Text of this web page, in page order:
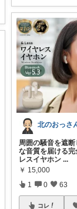
周囲の騒音を遮
な音質を届ける
レスイヤホン...
￥ 15,000
1 0 63
コレ